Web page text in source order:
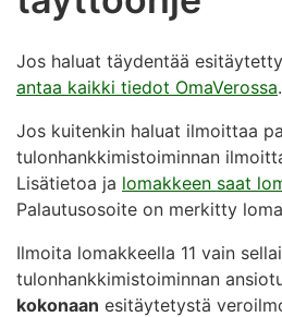
Jos haluat täydentää
antaa kaikki tiedot OmaVerossa.
Jos kuitenkin haluat ilmoittaa
tulonhankkimistoiminnan
Lisätietoa ja lomakkeen saat
Palautusosoite on merkitty
Ilmoita lomakkeella 11 vain
tulonhankkimistoiminnan
kokonaan esitäytetystä